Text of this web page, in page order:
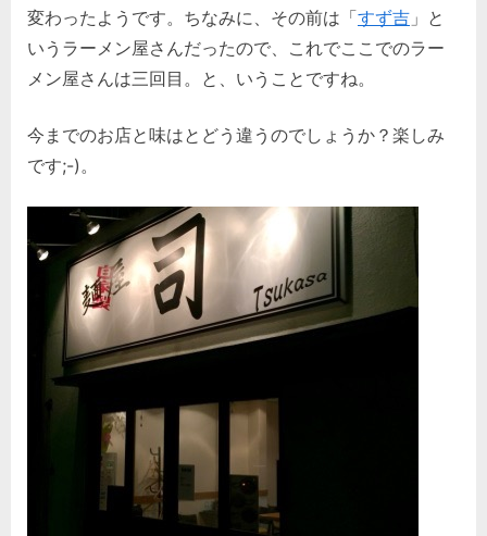
変わったようです。ちなみに、その前は「すず吉 」と
いうラーメン屋さんだったので、これでここでのラー
メン屋さんは三回目。と、いうことですね。
今までのお店と味はとどう違うのでしょうか？楽しみ
です;-)。